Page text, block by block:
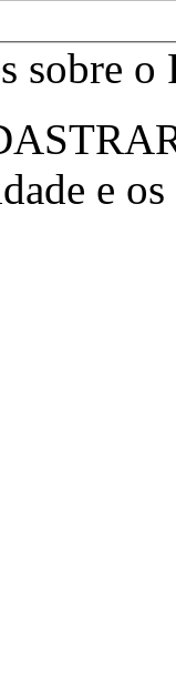
sobre
e os